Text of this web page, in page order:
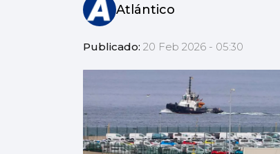
Atlántico
Publicado: 20 Feb 2026 - 05:30